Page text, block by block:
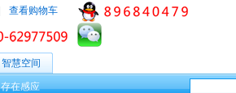
查看购物车
智慧空间
存在感应